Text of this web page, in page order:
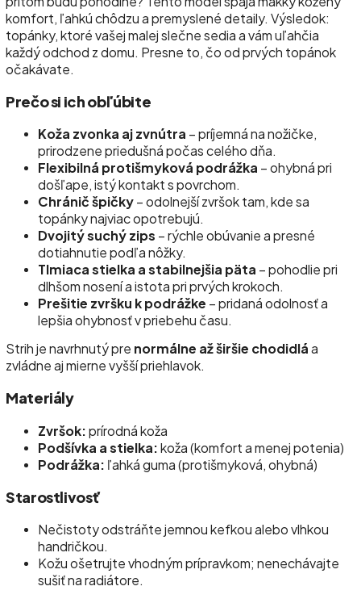
komfort, ľahkú chôdzu a premyslené detaily. Výsledok:
topánky, ktoré vašej malej slečne sedia a vám uľahčia
každý odchod z domu. Presne to, čo od prvých topánok
očakávate.
Prečo si ich obľúbite
Koža zvonka aj zvnútra – príjemná na nožičke,
prirodzene priedušná počas celého dňa.
Flexibilná protišmyková podrážka – ohybná pri
došľape, istý kontakt s povrchom.
Chránič špičky– odolnejší zvršok tam, kde sa
topánky najviac opotrebujú.
Dvojitý suchý zips – rýchle obúvanie a presné
dotiahnutie podľa nôžky.
Tlmiaca stielka a stabilnejšia päta – pohodlie pri
dlhšom nosení a istota pri prvých krokoch.
Prešitie zvršku k podrážke – pridaná odolnosť a
lepšia ohybnosť v priebehu času.
Strih je navrhnutý pre normálne až širšie chodidláa
zvládne aj mierne vyšší priehlavok.
Materiály
Zvršok:prírodná koža
Podšívka a stielka:koža (komfort a menej potenia)
Podrážka: ľahká guma (protišmyková, ohybná)
Starostlivosť
Nečistoty odstráňte jemnou kefkou alebo vlhkou
handričkou.
Kožu ošetrujte vhodným prípravkom; nenechávajte
sušiť na radiátore.